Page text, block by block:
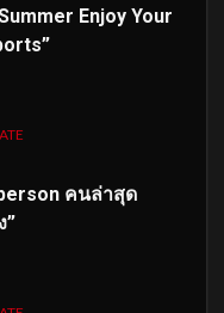
Enjoy Your
คนล่าสุด
”